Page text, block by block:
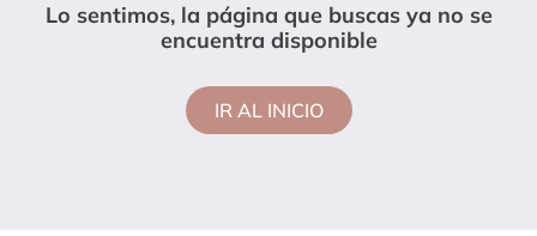
Lo sentimos, la página que buscas ya no se
encuentra disponible
IR AL INICIO